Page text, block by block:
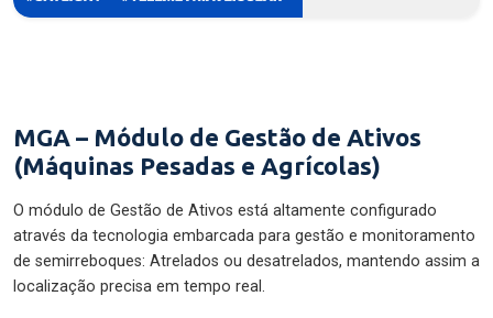
MGA – Módulo de Gestão de Ativos
(Máquinas Pesadas e Agrícolas)
O módulo de Gestão de Ativos está altamente configurado
através da tecnologia embarcada para gestão e monitoramento
de semirreboques: Atrelados ou desatrelados, mantendo assim a
localização precisa em tempo real.